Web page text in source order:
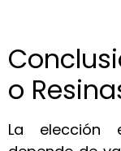
o
La elección